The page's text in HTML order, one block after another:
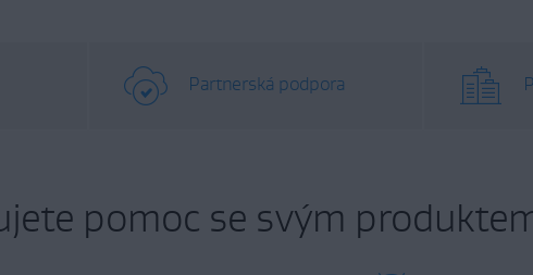
Partnerská podpora
pomoc se svým